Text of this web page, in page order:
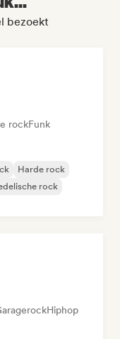
bezoekt
rockFunk
Harde rock
rock
Hiphop